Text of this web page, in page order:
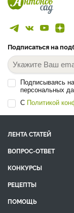
Подписаться на
Подписываясь
персональных
С Политикой
ЛЕНТА СТАТЕЙ
ВОПРОС-ОТВЕТ
КОНКУРСЫ
РЕЦЕПТЫ
ПОМОЩЬ